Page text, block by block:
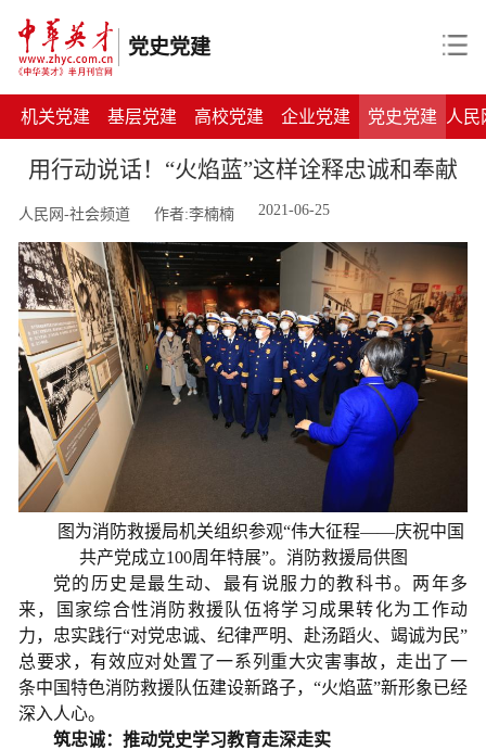
党史党建
机关党建 基层党建 高校党建 企业党建 党史党建 人民
用行动说话！“火焰蓝”这样诠释忠诚和奉献
人民网-社会频道 作者:李楠楠 2021-06-25
图为消防救援局机关组织参观“伟大征程——庆祝中国
共产党成立100周年特展”。消防救援局供图
党的历史是最生动、最有说服力的教科书。两年多
来，国家综合性消防救援队伍将学习成果转化为工作动
力，忠实践行“对党忠诚、纪律严明、赴汤蹈火、竭诚为民”
总要求，有效应对处置了一系列重大灾害事故，走出了一
条中国特色消防救援队伍建设新路子，“火焰蓝”新形象已经
深入人心。
筑忠诚：推动党史学习教育走深走实